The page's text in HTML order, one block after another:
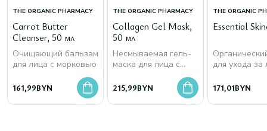
THE ORGANIC PHARMACY
Carrot Butter
Cleanser, 50 мл
Очищающий бальзам
для лица с морковью
161,99BYN
THE ORGANIC PHARMACY
Collagen Gel Mask,
50 мл
Несмываемая гель-
маска для лица с
морским коллагеном
215,99BYN
THE ORGANIC
Essential
для ухода за
171,01BYN